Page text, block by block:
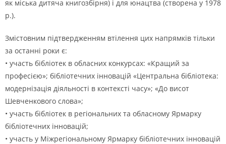
як міська дитяча книгозбірня) і для юнацтва (створена у 1978
р.).
Змістовним підтвердженням втілення цих напрямків тільки
за останні роки є:
• участь бібліотек в обласних конкурсах: «Кращий за
професією»; бібліотечних інновацій «Центральна бібліотека:
модернізація діяльності в контексті часу»; «До висот
Шевченкового слова»;
• участь бібліотек в регіональних та обласному Ярмарку
бібліотечних інновацій;
• участь у Міжрегіональному Ярмарку бібліотечних інновацій